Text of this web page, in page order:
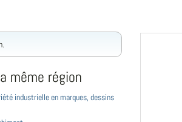
même région
industrielle en marques, dessins